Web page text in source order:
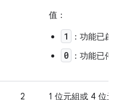
值：
1 ：功能已啟
0 ：功能已停
2
1 位元組或 4 位元